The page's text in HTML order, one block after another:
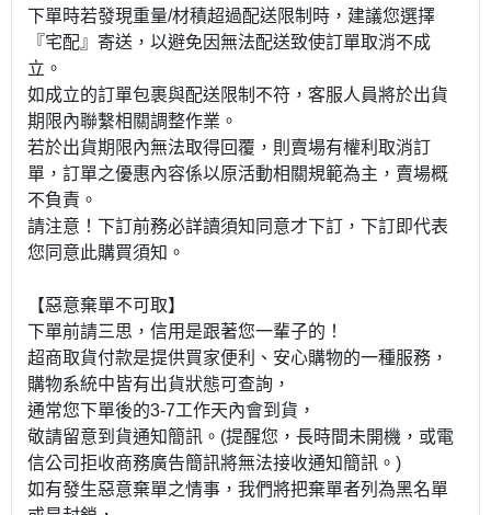
下單時若發現重量/材積超過配送限制時，建議您選擇
『宅配』寄送，以避免因無法配送致使訂單取消不成
立。
如成立的訂單包裹與配送限制不符，客服人員將於出貨
期限內聯繫相關調整作業。
若於出貨期限內無法取得回覆，則賣場有權利取消訂
單，訂單之優惠內容係以原活動相關規範為主，賣場概
不負責。
請注意！下訂前務必詳讀須知同意才下訂，下訂即代表
您同意此購買須知。
【惡意棄單不可取】
下單前請三思，信用是跟著您一輩子的！
超商取貨付款是提供買家便利、安心購物的一種服務，
購物系統中皆有出貨狀態可查詢，
通常您下單後的3-7工作天內會到貨，
敬請留意到貨通知簡訊。(提醒您，長時間未開機，或電
信公司拒收商務廣告簡訊將無法接收通知簡訊。)
如有發生惡意棄單之情事，我們將把棄單者列為黑名單